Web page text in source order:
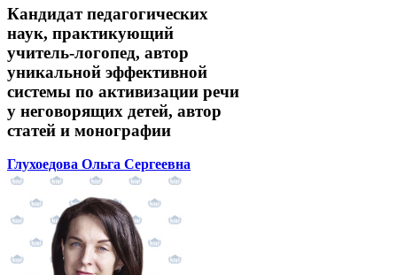
Кандидат педагогических
наук, практикующий
учитель-логопед, автор
уникальной эффективной
системы по активизации речи
у неговорящих детей, автор
статей и монографии
Глухоедова Ольга Сергеевна